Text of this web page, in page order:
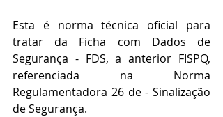
Esta é norma técnica oficial para
tratar da Ficha com Dados de
Segurança - FDS, a anterior FISPQ,
referenciada na Norma
Regulamentadora 26 de - Sinalização
de Segurança.